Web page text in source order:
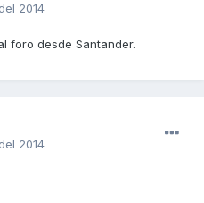
2014
foro desde Santander.
2014